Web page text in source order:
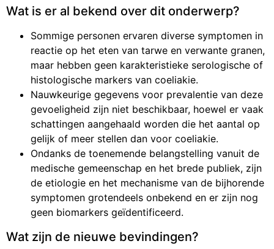
Wat is er al bekend over dit onderwerp?
Sommige personen ervaren diverse symptomen in
reactie op het eten van tarwe en verwante granen,
maar hebben geen karakteristieke serologische of
histologische markers van coeliakie.
Nauwkeurige gegevens voor prevalentie van deze
gevoeligheid zijn niet beschikbaar, hoewel er vaak
schattingen aangehaald worden die het aantal op
gelijk of meer stellen dan voor coeliakie.
Ondanks de toenemende belangstelling vanuit de
medische gemeenschap en het brede publiek, zijn
de etiologie en het mechanisme van de bijhorende
symptomen grotendeels onbekend en er zijn nog
geen biomarkers geïdentificeerd.
Wat zijn de nieuwe bevindingen?